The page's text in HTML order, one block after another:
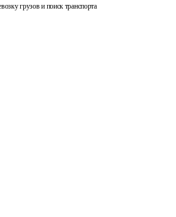
грузов и поиск транспорта